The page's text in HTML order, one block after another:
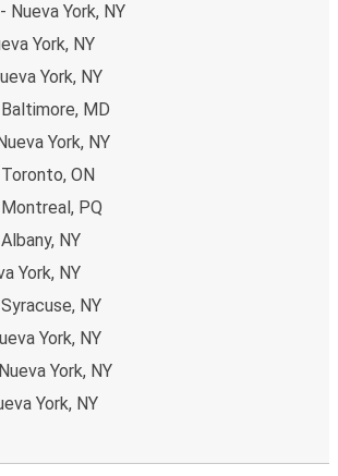
York, NY
York, NY
York, NY
MD
York, NY
ON
PQ
NY
York, NY
NY
York, NY
York, NY
York, NY